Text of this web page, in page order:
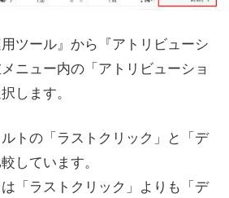
ツール』から『アトリビューシ
ニュー内の「アトリビューショ
します。
トの「ラストクリック」と「デ
しています。
「ラストクリック」よりも「デ